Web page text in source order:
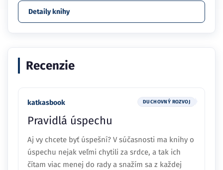
Detaily knihy
Recenzie
katkasbook DUCHOVNÝ ROZVOJ
Pravidlá úspechu
Aj vy chcete byť úspešní? V súčasnosti ma knihy o
úspechu nejak veľmi chytili za srdce, a tak ich
čítam viac menej do rady a snažím sa z každej